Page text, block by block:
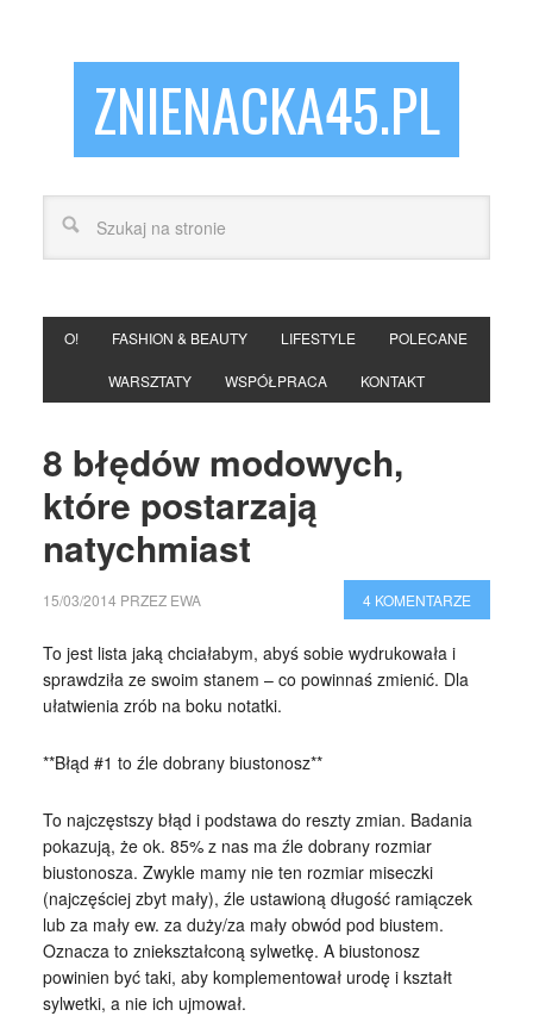
ZNIENACKA45.PL
O! FASHION & BEAUTY LIFESTYLE POLECANE
WARSZTATY WSPÓŁPRACA KONTAKT
8 błędów modowych,
które postarzają
natychmiast
15/03/2014 PRZEZ EWA 4 KOMENTARZE
To jest lista jaką chciałabym, abyś sobie wydrukowała i
sprawdziła ze swoim stanem – co powinnaś zmienić. Dla
ułatwienia zrób na boku notatki.
**Błąd #1 to źle dobrany biustonosz**
To najczęstszy błąd i podstawa do reszty zmian. Badania
pokazują, że ok. 85% z nas ma źle dobrany rozmiar
biustonosza. Zwykle mamy nie ten rozmiar miseczki
(najczęściej zbyt mały), źle ustawioną długość ramiączek
lub za mały ew. za duży/za mały obwód pod biustem.
Oznacza to zniekształconą sylwetkę. A biustonosz
powinien być taki, aby komplementował urodę i kształt
sylwetki, a nie ich ujmował.